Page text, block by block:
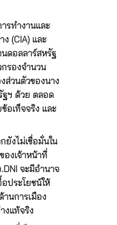
รทำงานและ
(CIA) และ
ดอลลาร์สหรัฐ
รองจำนวน
ส่วนตัวของนาง
ฐฯ ด้วย ตลอด
อเท็จจริง และ
ยังไม่เชื่อมั่นใน
งเจ้าหน้าที่
จะมีอำนาจ
ประโยชน์ให้
นการเมือง
งแท้จริง